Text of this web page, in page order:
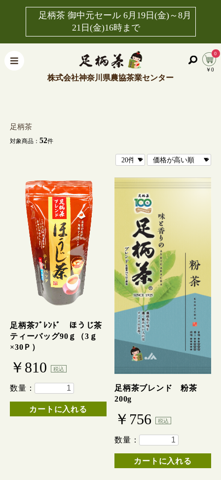
足柄茶 御中元セール 6月19日(金)～8月
21日(金)16時まで
株式会社神奈川県農協茶業センター
0
￥0
足柄茶
対象商品： 52件
足柄茶ﾌﾞﾚﾝﾄﾞ ほうじ茶
ティーバッグ90ｇ（3ｇ
×30Ｐ）
￥810 税込
数量：
カートに入れる
足柄茶ブレンド 粉茶
200g
￥756 税込
数量：
カートに入れる